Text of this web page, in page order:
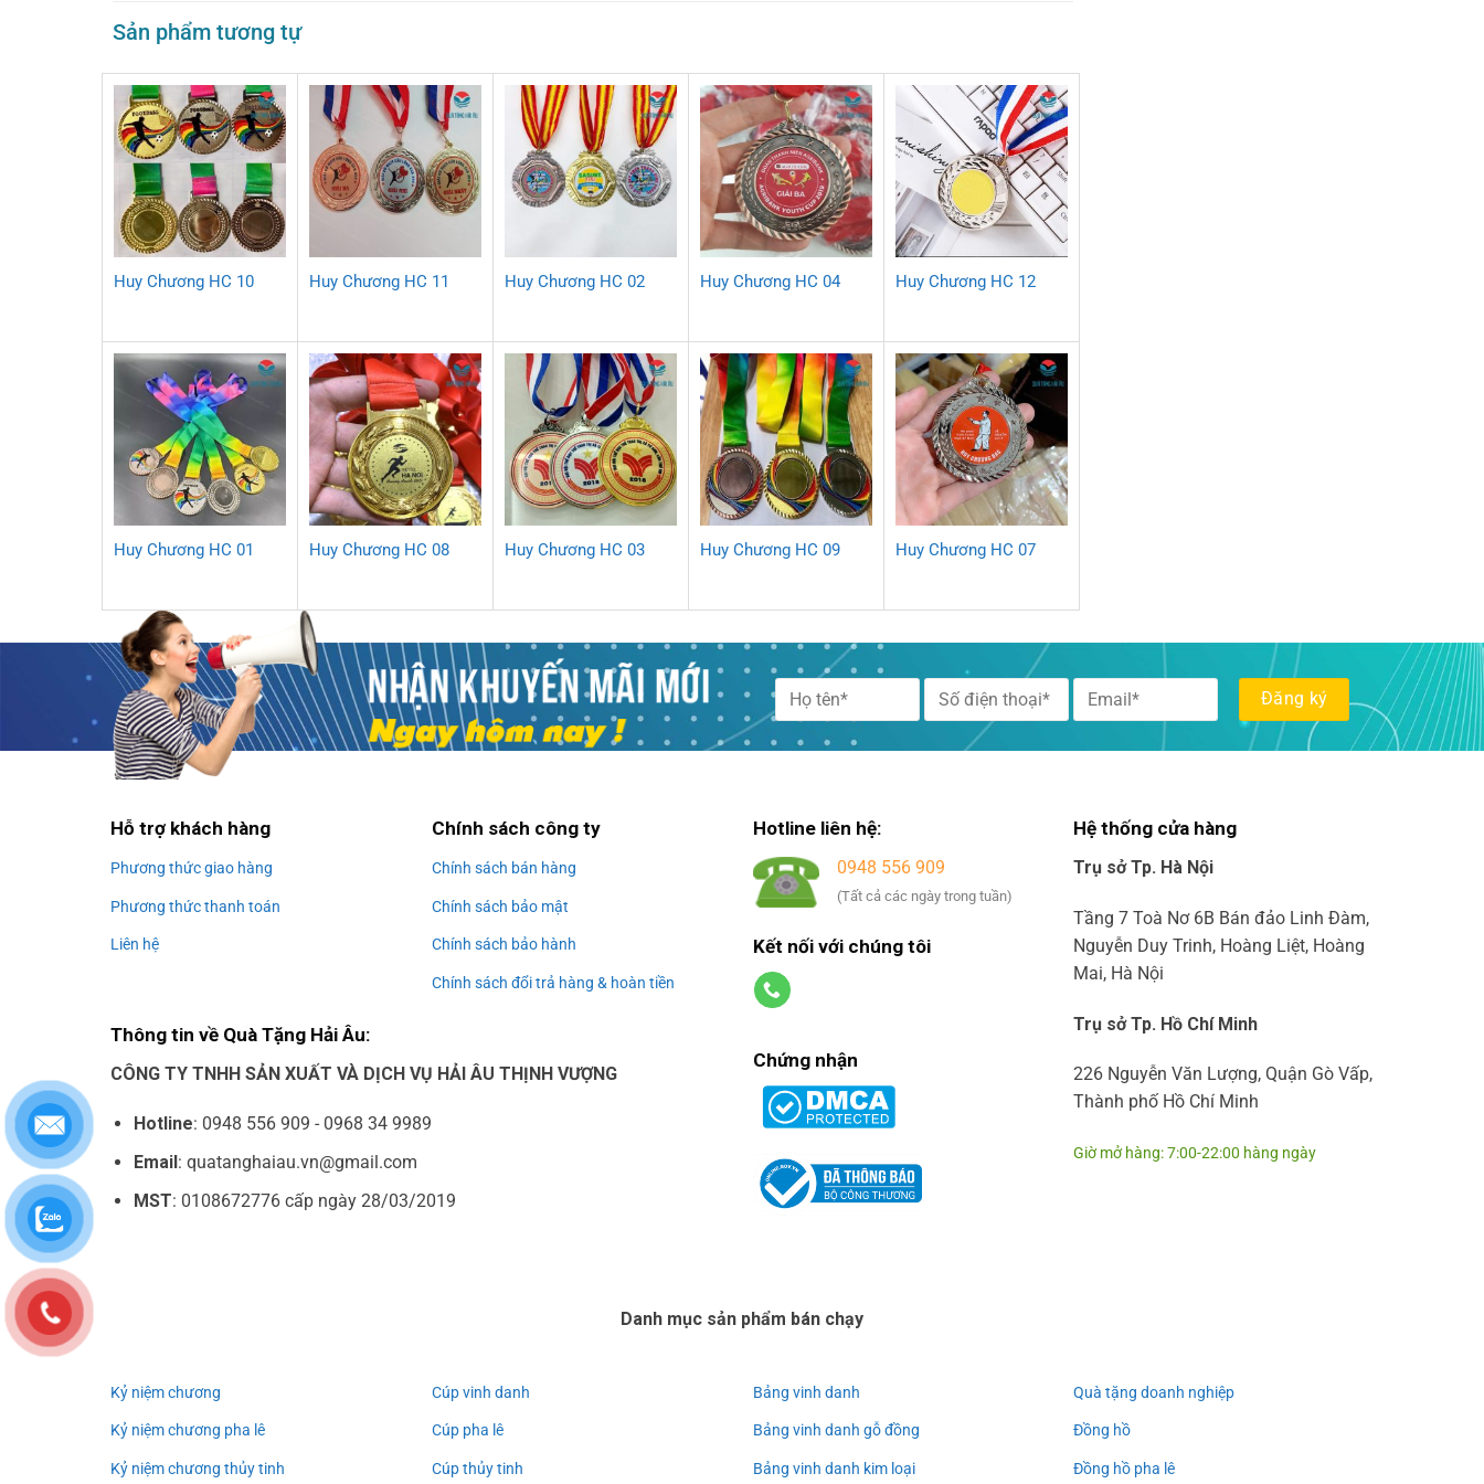
Sản phẩm tương tự
Huy Chương HC 10 Huy Chương HC 11 Huy Chương HC 02 Huy Chương HC 04 Huy Chương HC 12
Huy Chương HC 01 Huy Chương HC 08 Huy Chương HC 03 Huy Chương HC 09 Huy Chương HC 07
Alternative:
Hỗ trợ khách hàng
Phương thức giao hàng
Phương thức thanh toán
Liên hệ
Chính sách công ty
Chính sách bán hàng
Chính sách bảo mật
Chính sách bảo hành
Chính sách đổi trả hàng & hoàn tiền
Thông tin về Quà Tặng Hải Âu:
CÔNG TY TNHH SẢN XUẤT VÀ DỊCH VỤ HẢI ÂU THỊNH VƯỢNG
Hotline: 0948 556 909 - 0968 34 9989
Email: quatanghaiau.vn@gmail.com
MST: 0108672776 cấp ngày 28/03/2019
Hotline liên hệ:
0948 556 909
(Tất cả các ngày trong tuần)
Kết nối với chúng tôi
Chứng nhận
Hệ thống cửa hàng
Trụ sở Tp. Hà Nội
Tầng 7 Toà Nơ 6B Bán đảo Linh Đàm,
Nguyễn Duy Trinh, Hoàng Liệt, Hoàng
Mai, Hà Nội
Trụ sở Tp. Hồ Chí Minh
226 Nguyễn Văn Lượng, Quận Gò Vấp,
Thành phố Hồ Chí Minh
Giờ mở hàng: 7:00-22:00 hàng ngày
Danh mục sản phẩm bán chạy
Kỷ niệm chương
Kỷ niệm chương pha lê
Kỷ niệm chương thủy tinh
Cúp vinh danh
Cúp pha lê
Cúp thủy tinh
Bảng vinh danh
Bảng vinh danh gỗ đồng
Bảng vinh danh kim loại
Quà tặng doanh nghiệp
Đồng hồ
Đồng hồ pha lê